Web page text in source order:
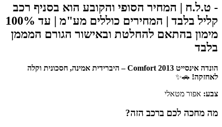
- ט.ל.ח | המחיר הסופי והקובע הוא בסניף רכב
קליל בלבד | המחירים כוללים מע"מ | עד 100%
מימון בהתאם להחלטת ובאישור הגורם המממן
בלבד
הונדה אינסייט 2013 Comfort – היברידית אמינה, חסכונית וקלה
לאחזקה! 🚗✨
צבע: אפור מטאלי
מה מחכה לכם ברכב הזה?